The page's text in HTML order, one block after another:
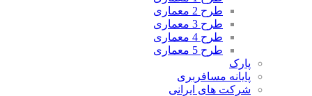
طرح 2 معماری
طرح 3 معماری
طرح 4 معماری
طرح 5 معماری
پارک
پایانه مسافربری
شرکت های ایرانی